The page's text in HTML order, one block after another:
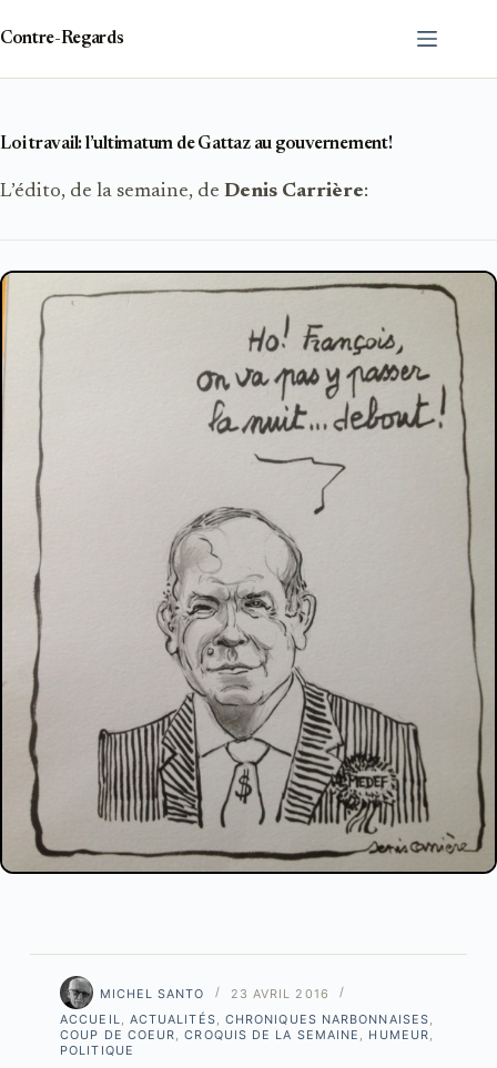
contenu
Contre-Regards
Loi travail: l’ultimatum de Gattaz au gouvernement!
L’édito, de la semaine, de Denis Carrière:
MICHEL SANTO
23 AVRIL 2016
ACCUEIL
ACTUALITÉS CHRONIQUES NARBONNAISES
COUP DE COEUR ,CROQUIS DE LA SEMAINE HUMEUR
POLITIQUE